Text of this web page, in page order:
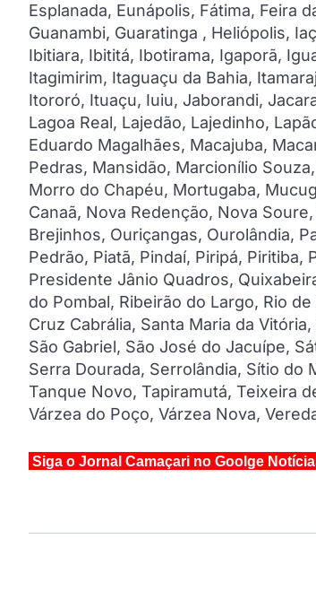
Esplanada, Eunápolis, Fátima, Feira
Guanambi, Guaratinga , Heliópolis,
Ibitiara, Ibititá, Ibotirama, Igaporã,
Itagimirim, Itaguaçu da Bahia,
Itororó, Ituaçu, Iuiu, Jaborandi,
Lagoa Real, Lajedão, Lajedinho,
Eduardo Magalhães, Macajuba,
Pedras, Mansidão, Marcionílio
Morro do Chapéu, Mortugaba,
Canaã, Nova Redenção, Nova
Brejinhos, Ouriçangas, Ourolândia,
Pedrão, Piatã, Pindaí, Piripá,
Presidente Jânio Quadros,
do Pombal, Ribeirão do Largo, Rio
Cruz Cabrália, Santa Maria da
São Gabriel, São José do Jacuípe,
Serra Dourada, Serrolândia, Sítio do
Tanque Novo, Tapiramutá, Teixeira
Várzea do Poço, Várzea Nova,
Siga o Jornal Camaçari no Goolge